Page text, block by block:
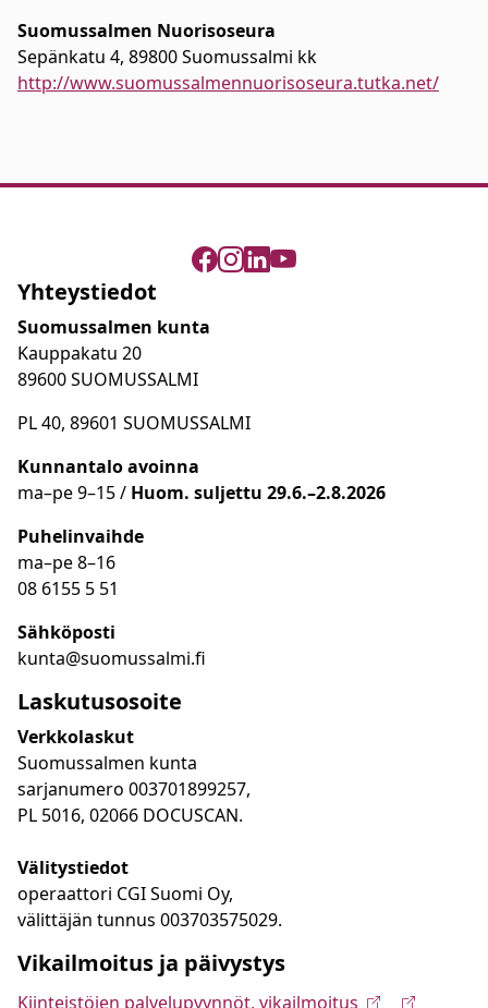
Suomussalmen Nuorisoseura
Sepänkatu 4, 89800 Suomussalmi kk
http://www.suomussalmennuorisoseura.tutka.net/
Yhteystiedot
Suomussalmen kunta
Kauppakatu 20
89600 SUOMUSSALMI
PL 40, 89601 SUOMUSSALMI
Kunnantalo avoinna
ma–pe 9–15 / Huom. suljettu 29.6.–2.8.2026
Puhelinvaihde
ma–pe 8–16
08 6155 5 51
Sähköposti
kunta@suomussalmi.fi
Laskutusosoite
Verkkolaskut
Suomussalmen kunta
sarjanumero 003701899257,
PL 5016, 02066 DOCUSCAN.
Välitystiedot
operaattori CGI Suomi Oy,
välittäjän tunnus 003703575029.
Vikailmoitus ja päivystys
Kiinteistöjen palvelupyynnöt, vikailmoitus